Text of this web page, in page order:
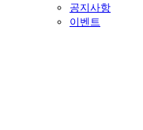
공지사항
이벤트